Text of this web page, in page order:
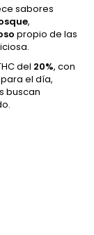
sabores
,
propio de las
del 20%, con
el día,
buscan